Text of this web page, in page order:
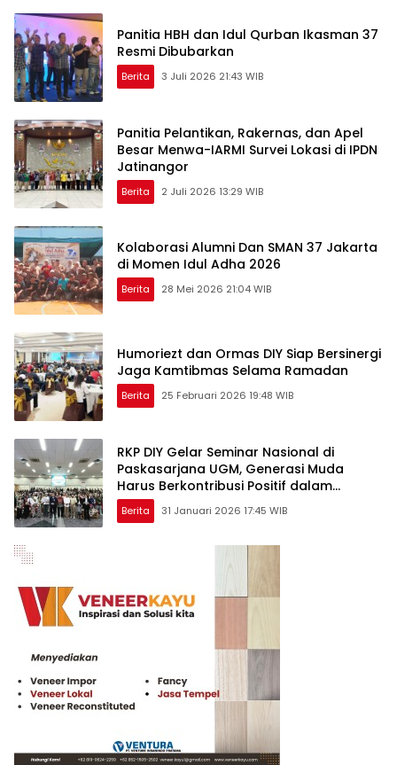
Panitia HBH dan Idul Qurban Ikasman 37
Resmi Dibubarkan
Berita 3 Juli 2026 21:43 WIB
Panitia Pelantikan, Rakernas, dan Apel
Besar Menwa-IARMI Survei Lokasi di IPDN
Jatinangor
Berita 2 Juli 2026 13:29 WIB
Kolaborasi Alumni Dan SMAN 37 Jakarta
di Momen Idul Adha 2026
Berita 28 Mei 2026 21:04 WIB
Humoriezt dan Ormas DIY Siap Bersinergi
Jaga Kamtibmas Selama Ramadan
Berita 25 Februari 2026 19:48 WIB
RKP DIY Gelar Seminar Nasional di
Paskasarjana UGM, Generasi Muda
Harus Berkontribusi Positif dalam
Pembangunan Nasional
Berita 31 Januari 2026 17:45 WIB